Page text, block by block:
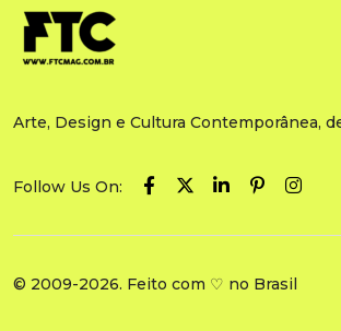
Arte, Design e Cultura Contemporânea,
Follow Us On:
© 2009-2026. Feito com ♡ no Brasil